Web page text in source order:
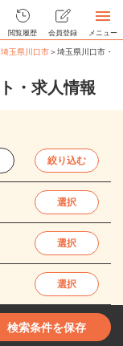
閲覧履歴 会員登録 メニュー
埼玉県川口市＞埼玉県川口市・
・求人情報
絞り込む
選択
選択
選択
検索条件を保存